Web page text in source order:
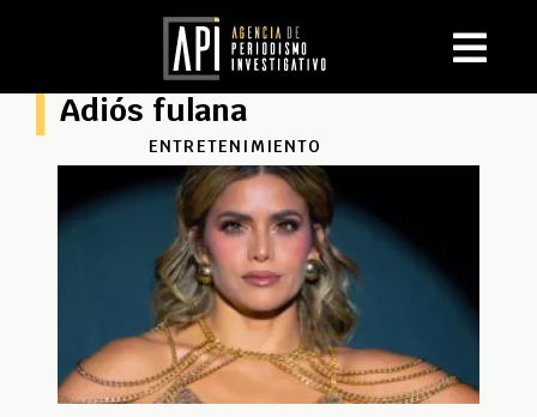
Adiós fulana
ENTRETENIMIENTO